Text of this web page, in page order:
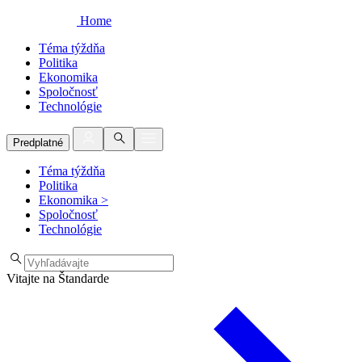
Home
Téma týždňa
Politika
Ekonomika
Spoločnosť
Technológie
Predplatné
Téma týždňa
Politika
Ekonomika >
Spoločnosť
Technológie
Vitajte na Štandarde